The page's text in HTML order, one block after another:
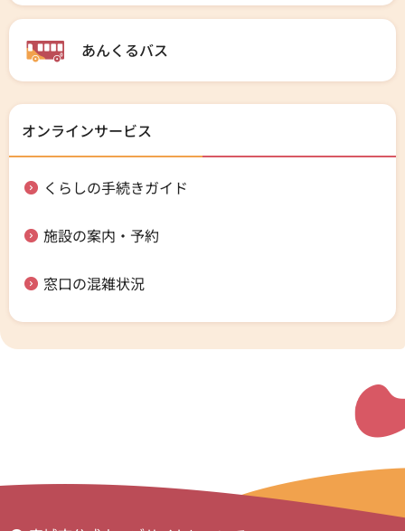
あんくるバス
オンラインサービス
くらしの手続きガイド
施設の案内・予約
窓口の混雑状況